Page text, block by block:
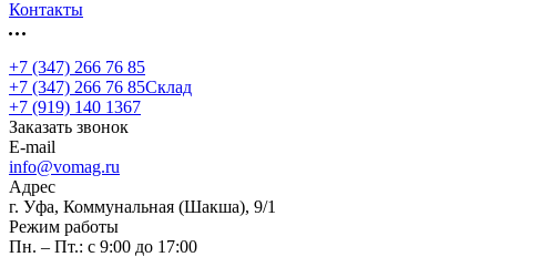
Контакты
+7 (347) 266 76 85
+7 (347) 266 76 85Склад
+7 (919) 140 1367
Заказать звонок
E-mail
info@vomag.ru
Адрес
г. Уфа, Коммунальная (Шакша), 9/1
Режим работы
Пн. – Пт.: с 9:00 до 17:00